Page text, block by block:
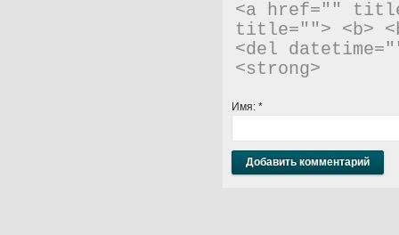
<a href=""
title=""> <b>
<del
<strong>
Имя: *